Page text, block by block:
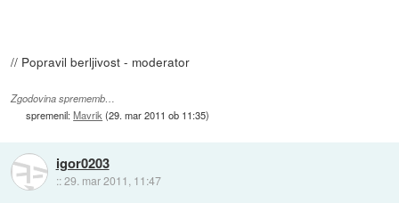
// Popravil berljivost - moderator
Zgodovina sprememb…
spremenil:Mavrik (29. mar 2011 ob 11:35)
igor0203
::29. mar 2011, 11:47